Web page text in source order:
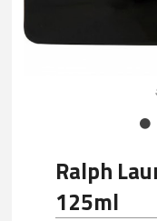
Ralph
125ml